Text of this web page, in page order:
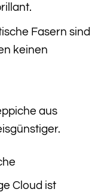
Fasern sind
keinen
aus
Cloud ist